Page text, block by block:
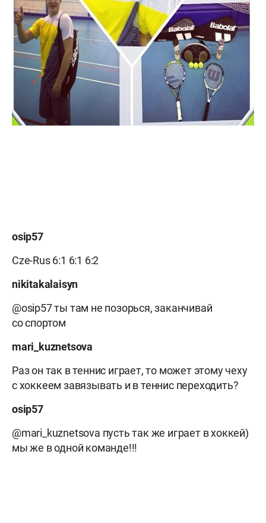
osip57
Cze-Rus 6:1 6:1 6:2
nikitakalaisyn
@osip57 ты там не позорься, заканчивай
со спортом
mari_kuznetsova
Раз он так в теннис играет, то может этому чеху
с хоккеем завязывать и в теннис переходить?
osip57
@mari_kuznetsova пусть так же играет в хоккей)
мы же в одной команде!!!